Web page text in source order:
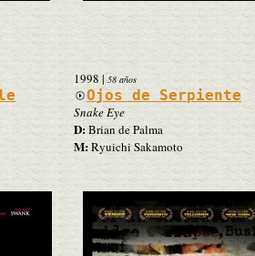
1998 |58 años
Ojos de Serpiente
Snake Eye
D: Brian de Palma
M:Ryuichi Sakamoto